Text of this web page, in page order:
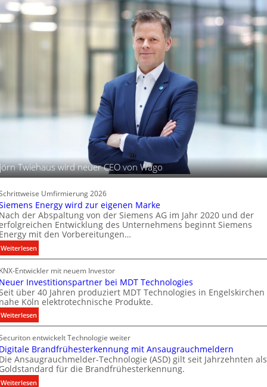
t
c
h
c
u
n
g
s
t
e
c
h
n
i
k
r
r
k
t
t
e
n
Twiehaus wird neuer CEO von Wago
Umfirmierung 2026
Energy wird zur eigenen Marke
der Abspaltung von der Siemens AG im Jahr 2020 und der
Entwicklung des Unternehmens beginnt Siemens
mit den Vorbereitungen…
Weiterlesen:
S
i
e
m
e
n
s
E
n
e
r
g
Entwickler mit neuem Investor
Investitionspartner bei MDT Technologies
über 40 Jahren produziert MDT Technologies in Engelskirchen
Köln elektrotechnische Produkte.
Weiterlesen:
N
e
u
e
r
I
entwickelt Technologie weiter
Brandfrühesterkennung mit Ansaugrauchmeldern
Ansaugrauchmelder-Technologie (ASD) gilt seit Jahrzehnten als
für die Brandfrühesterkennung.
Weiterlesen: